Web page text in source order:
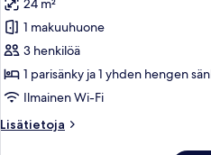
Kolmen
hengen
standard-
huone
kuvat
1 makuuhuone
3 henkilöä
1 parisänky ja 1 yhden hengen
Ilmainen Wi-Fi
Lisätietoja
Lisätietoja